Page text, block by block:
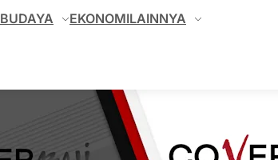
BUDAYA EKONOMILAINNYA